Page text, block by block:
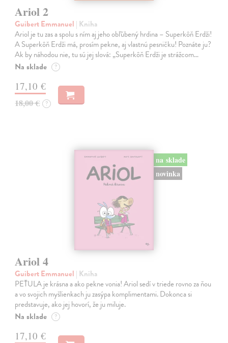
Ariol 2
Guibert Emmanuel | Kniha
Ariol je tu zas a spolu s ním aj jeho obľúbený hrdina – Superkôň Erdži!
A Superkôň Erdži má, prosím pekne, aj vlastnú pesničku! Poznáte ju?
Ak by náhodou nie, tu sú jej slová: „Superkôň Erdži je strážcom…
Na sklade ?
17,10 €
18,00 € ?
na sklade
novinka
Ariol 4
Guibert Emmanuel | Kniha
PEŤULA je krásna a ako pekne vonia! Ariol sedí v triede rovno za ňou
a vo svojich myšlienkach ju zasýpa komplimentami. Dokonca si
predstavuje, ako jej hovorí, že ju miluje.
Na sklade ?
17,10 €